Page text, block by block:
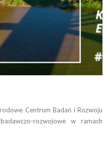
Centrum Badań i Rozwoju
rozwojowe w ramach